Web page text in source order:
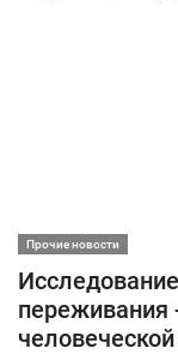
Прочие новости
переживания